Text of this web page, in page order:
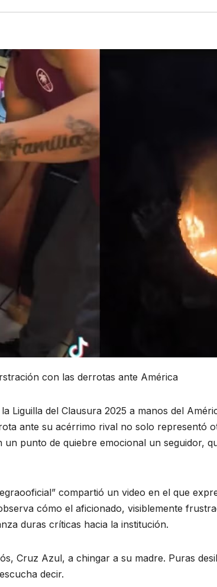
con las derrotas ante América
Liguilla del Clausura 2025 a manos del
ante su acérrimo rival no solo representó
un punto de quiebre emocional un seguidor,
compartió un video en el que
cómo el aficionado, visiblemente
duras críticas hacia la institución.
Cruz Azul, a chingar a su madre. Puras
decir.